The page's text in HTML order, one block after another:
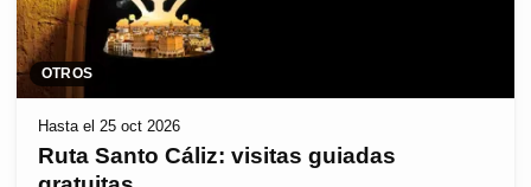
OTROS
Hasta el 25 oct 2026
Ruta Santo Cáliz: visitas guiadas